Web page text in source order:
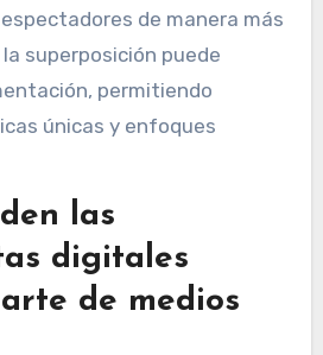
de manera más
superposición puede
permitiendo
únicas y enfoques
las
digitales
de medios